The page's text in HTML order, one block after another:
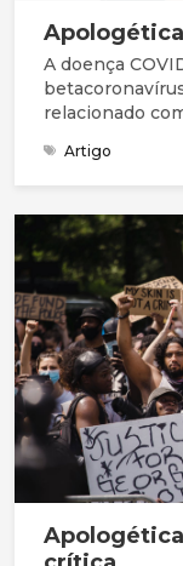
A doença
relacionado
na mesma
simples de
ligação ao
membrana
humanos.
Artigo